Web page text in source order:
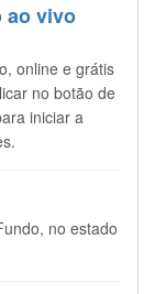
ao vivo
online e grátis
no botão de
iniciar a
no estado